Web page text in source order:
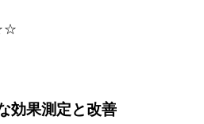
効果測定と改善